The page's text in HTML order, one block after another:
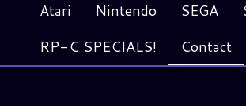
Atari Nintendo SEGA
RP-C SPECIALS!
Contact